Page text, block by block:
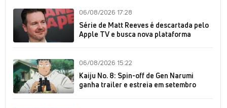
06/08/2026 17:28
Série de Matt Reeves é descartada pelo
Apple TV e busca nova plataforma
06/08/2026 15:22
Kaiju No. 8: Spin-off de Gen Narumi
ganha trailer e estreia em setembro